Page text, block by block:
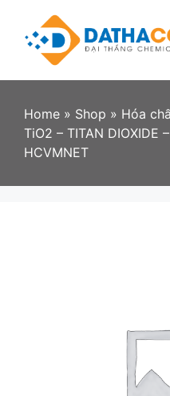
content
Home » Shop » Hóa
TiO2 – TITAN DIOXIDE
HCVMNET